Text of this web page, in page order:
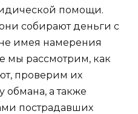
помощи.
собирают деньги с
имея намерения
мы рассмотрим, как
проверим их
обмана, а также
пострадавших